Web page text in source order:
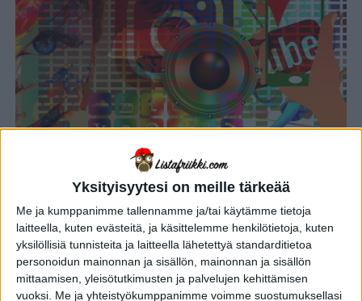
Yksityisyytesi on meille tärkeää
Me ja kumppanimme tallennamme ja/tai käytämme tietoja
laitteella, kuten evästeitä, ja käsittelemme henkilötietoja, kuten
yksilöllisiä tunnisteita ja laitteella lähetettyä standarditietoa
personoidun mainonnan ja sisällön, mainonnan ja sisällön
mittaamisen, yleisötutkimusten ja palvelujen kehittämisen
vuoksi. Me ja yhteistyökumppanimme voimme suostumuksellasi
Hengenvaarallisia selfieitä ja
älyvapaita haasteita: 10 järkyttävää
sosiaalisen median aiheuttamaa
kuolemaa – osa 1